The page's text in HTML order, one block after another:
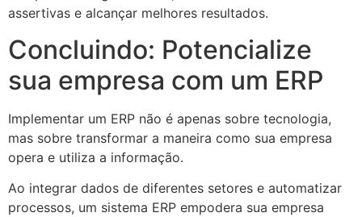
assertivas e alcançar melhores resultados.
Concluindo: Potencialize
sua empresa com um ERP
Implementar um ERP não é apenas sobre tecnologia,
mas sobre transformar a maneira como sua empresa
opera e utiliza a informação.
Ao integrar dados de diferentes setores e automatizar
processos, um sistema ERP empodera sua empresa